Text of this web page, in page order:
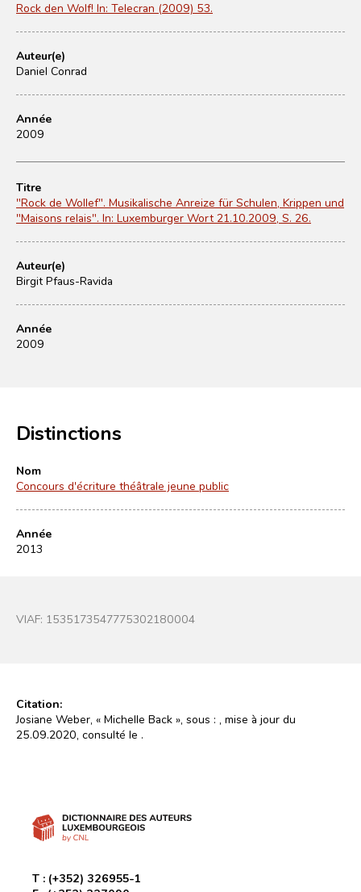
Rock den Wolf! In: Telecran (2009) 53.
Auteur(e)
Daniel Conrad
Année
2009
Titre
"Rock de Wollef". Musikalische Anreize für Schulen, Krippen und
"Maisons relais". In: Luxemburger Wort 21.10.2009, S. 26.
Auteur(e)
Birgit Pfaus-Ravida
Année
2009
Distinctions
Nom
Concours d'écriture théâtrale jeune public
Année
2013
VIAF: 1535173547775302180004
Citation:
Josiane Weber, « Michelle Back », sous : , mise à jour du
25.09.2020, consulté le .
T : (+352) 326955-1